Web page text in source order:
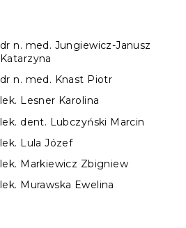
dr n. med. Jungiewicz-Janusz
Katarzyna
dr n. med. Knast Piotr
lek. Lesner Karolina
lek. dent. Lubczyński Marcin
lek. Lula Józef
lek. Markiewicz Zbigniew
lek. Murawska Ewelina